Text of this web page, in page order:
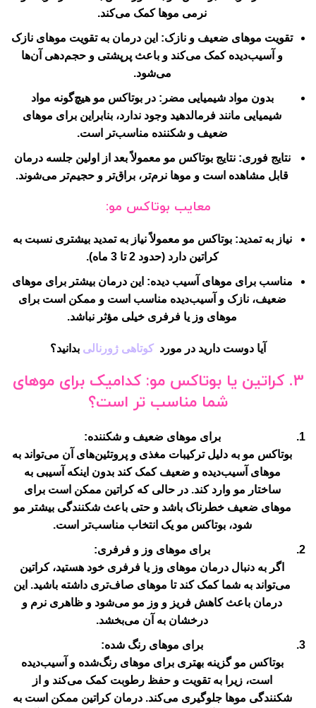
نرمی موها کمک می‌کند.
تقویت موهای ضعیف و نازک: این درمان به تقویت موهای نازک
و آسیب‌دیده کمک می‌کند و باعث پرپشتی و حجم‌دهی آن‌ها
می‌شود.
بدون مواد شیمیایی مضر: در بوتاکس مو هیچ‌گونه مواد
شیمیایی مانند فرمالدهید وجود ندارد، بنابراین برای موهای
ضعیف و شکننده مناسب‌تر است.
نتایج فوری: نتایج بوتاکس مو معمولاً بعد از اولین جلسه درمان
قابل مشاهده است و موها نرم‌تر، براق‌تر و حجیم‌تر می‌شوند.
معایب بوتاکس مو:
نیاز به تمدید: بوتاکس مو معمولاً نیاز به تمدید بیشتری نسبت به
کراتین دارد (حدود 2 تا 3 ماه).
مناسب برای موهای آسیب دیده: این درمان بیشتر برای موهای
ضعیف، نازک و آسیب‌دیده مناسب است و ممکن است برای
موهای وز یا فرفری خیلی مؤثر نباشد.
آیا دوست دارید در مورد کوتاهی ژورنالی بدانید؟
3. کراتین یا بوتاکس مو: کدامیک برای موهای
شما مناسب تر است؟
برای موهای ضعیف و شکننده:
بوتاکس مو به دلیل ترکیبات مغذی و پروتئین‌های آن می‌تواند به
موهای آسیب‌دیده و ضعیف کمک کند بدون اینکه آسیبی به
ساختار مو وارد کند. در حالی که کراتین ممکن است برای
موهای ضعیف خطرناک باشد و حتی باعث شکنندگی بیشتر مو
شود، بوتاکس مو یک انتخاب مناسب‌تر است.
برای موهای وز و فرفری:
اگر به دنبال درمان موهای وز یا فرفری خود هستید، کراتین
می‌تواند به شما کمک کند تا موهای صاف‌تری داشته باشید. این
درمان باعث کاهش فریز و وز مو می‌شود و ظاهری نرم و
درخشان به آن می‌بخشد.
برای موهای رنگ شده:
بوتاکس مو گزینه بهتری برای موهای رنگ‌شده و آسیب‌دیده
است، زیرا به تقویت و حفظ رطوبت کمک می‌کند و از
شکنندگی موها جلوگیری می‌کند. درمان کراتین ممکن است به